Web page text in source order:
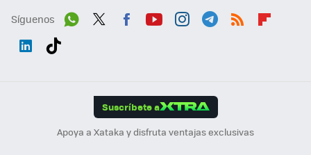
Síguenos
Suscríbete a
Apoya a Xataka y disfruta ventajas exclusivas